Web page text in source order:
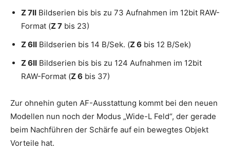
Z 7II Bildserien bis bis zu 73 Aufnahmen im 12bit RAW-
Format (Z 7 bis 23)
Z 6II Bildserien bis 14 B/Sek. (Z 6 bis 12 B/Sek)
Z 6II Bildserien bis bis zu 124 Aufnahmen im 12bit
RAW-Format (Z 6 bis 37)
Zur ohnehin guten AF-Ausstattung kommt bei den neuen
Modellen nun noch der Modus „Wide-L Feld“, der gerade
beim Nachführen der Schärfe auf ein bewegtes Objekt
Vorteile hat.